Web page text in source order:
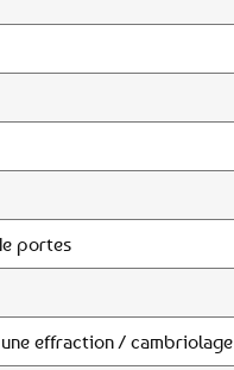
portes
effraction / cambriolage